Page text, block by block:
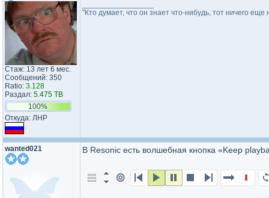
Стаж: 13 лет 6 мес.
Сообщений: 350
Ratio: 3.128
Раздал: 5.475 TB
100%
Откуда: ЛНР
"Кто думает, что он знает что-нибудь, тот ничего
wanted021 В Resonic есть волшебная кнопка «Keep